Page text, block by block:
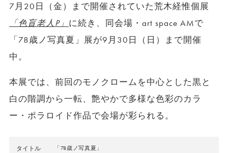
7月20日（金）まで開催されていた荒木経惟個展
「色盲老人P」 に続き、同会場・art space AMで
「78歳ノ写真夏」展が9月30日（日）まで開催
中。
本展では、前回のモノクロームを中心とした黒と
白の階調から一転、艶やかで多様な色彩のカラ
ー・ポラロイド作品で会場が彩られる。
タイトル 「78歳ノ写真夏」